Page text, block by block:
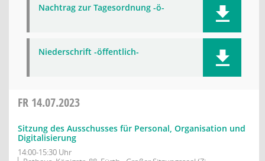
Nachtrag zur Tagesordnung -ö-
Niederschrift -öffentlich-
FR 14.07.2023
Sitzung des Ausschusses für Personal, Organisation und
Digitalisierung
14:00-15:30 Uhr